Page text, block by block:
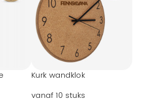
Kurk wandklok
vanaf 10 stuks